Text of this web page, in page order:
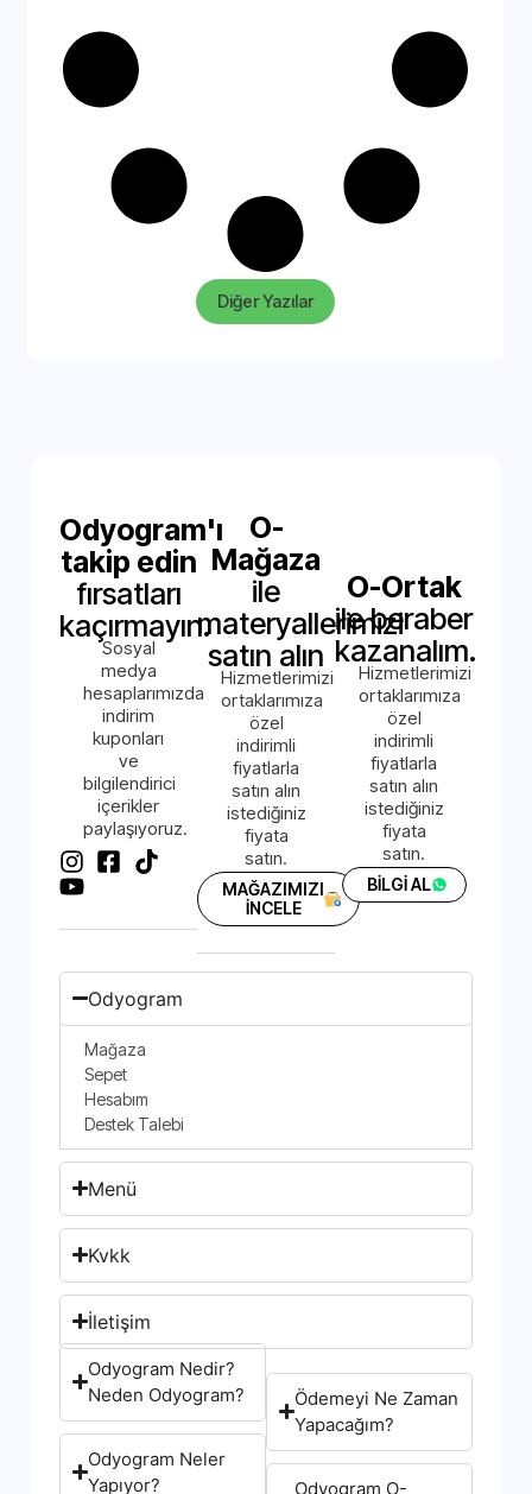
Diğer Yazılar
Odyogram'ı
takip edin
fırsatları
kaçırmayın.
Sosyal
medya
hesaplarımızda
indirim
kuponları
ve
bilgilendirici
içerikler
paylaşıyoruz.
O-
Mağaza
ile
materyallerimizi
satın alın
Hizmetlerimizi
ortaklarımıza
özel
indirimli
fiyatlarla
satın alın
istediğiniz
fiyata
satın.
MAĞAZIMIZI
İNCELE
O-Ortak
ile beraber
kazanalım.
Hizmetlerimizi
ortaklarımıza
özel
indirimli
fiyatlarla
satın alın
istediğiniz
fiyata
satın.
BİLGİ AL
Odyogram
Mağaza
Sepet
Hesabım
Destek Talebi
Menü
Kvkk
İletişim
Odyogram Nedir?
Neden Odyogram?
Odyogram Neler
Yapıyor?
Ödemeyi Ne Zaman
Yapacağım?
Odyogram O-